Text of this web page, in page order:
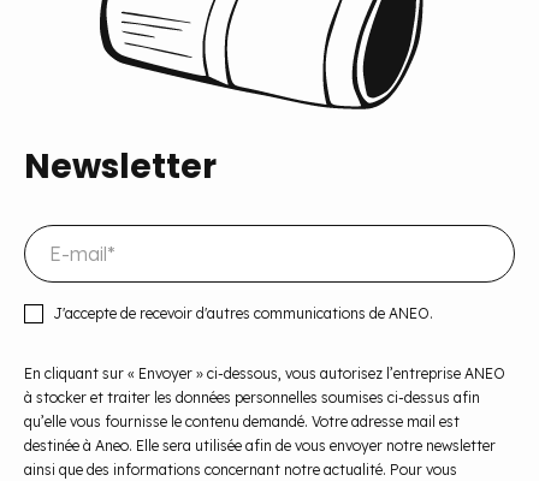
Newsletter
J'accepte de recevoir d'autres communications de ANEO.
En cliquant sur « Envoyer » ci-dessous, vous autorisez l’entreprise ANEO
à stocker et traiter les données personnelles soumises ci-dessus afin
qu’elle vous fournisse le contenu demandé. Votre adresse mail est
destinée à Aneo. Elle sera utilisée afin de vous envoyer notre newsletter
ainsi que des informations concernant notre actualité. Pour vous